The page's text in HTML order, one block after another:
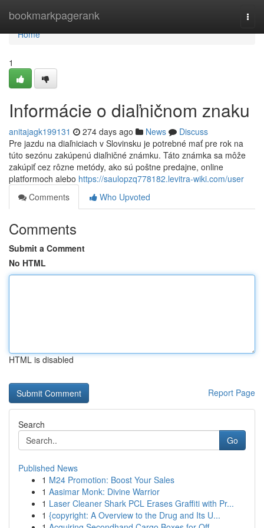
bookmarkpagerank
Home
Home
1
Informácie o diaľničnom znaku
anitajagk199131 274 days ago News
Discuss
Pre jazdu na diaľniciach v Slovinsku je potrebné mať pre rok na
túto sezónu zakúpenú diaľničné známku. Táto známka sa môže
zakúpiť cez rôzne metódy, ako sú poštne predajne, online
platformoch alebo https://saulopzq778182.levitra-wiki.com/user
Comments
Who Upvoted
Comments
Submit a Comment
No HTML
HTML is disabled
Report Page
Search
Go
Published News
1 M24 Promotion: Boost Your Sales
1 Aasimar Monk: Divine Warrior
1 Laser Cleaner Shark PCL Erases Graffiti with Pr...
1 {copyright: A Overview to the Drug and Its U...